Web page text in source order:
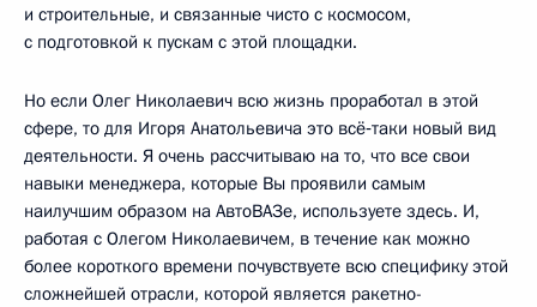
и строительные, и связанные чисто с космосом,
с подготовкой к пускам с этой площадки.
Но если Олег Николаевич всю жизнь проработал в этой
сфере, то для Игоря Анатольевича это всё‑таки новый вид
деятельности. Я очень рассчитываю на то, что все свои
навыки менеджера, которые Вы проявили самым
наилучшим образом на АвтоВАЗе, используете здесь. И,
работая с Олегом Николаевичем, в течение как можно
более короткого времени почувствуете всю специфику этой
сложнейшей отрасли, которой является ракетно-